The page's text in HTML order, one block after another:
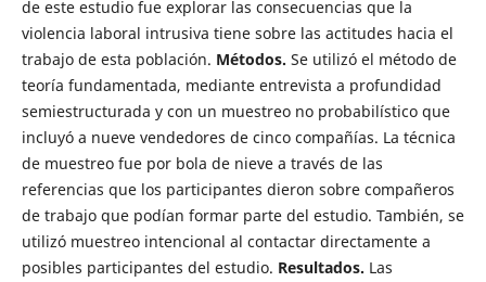
de este estudio fue explorar las consecuencias que la
violencia laboral intrusiva tiene sobre las actitudes hacia el
trabajo de esta población. Métodos. Se utilizó el método de
teoría fundamentada, mediante entrevista a profundidad
semiestructurada y con un muestreo no probabilístico que
incluyó a nueve vendedores de cinco compañías. La técnica
de muestreo fue por bola de nieve a través de las
referencias que los participantes dieron sobre compañeros
de trabajo que podían formar parte del estudio. También, se
utilizó muestreo intencional al contactar directamente a
posibles participantes del estudio. Resultados. Las